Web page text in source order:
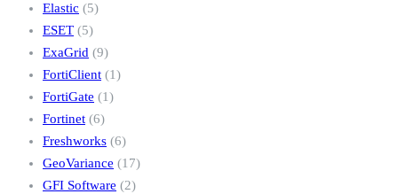
Elastic (5)
ESET (5)
ExaGrid (9)
FortiClient (1)
FortiGate (1)
Fortinet (6)
Freshworks (6)
GeoVariance (17)
GFI Software (2)